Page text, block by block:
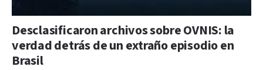
Desclasificaron archivos sobre OVNIS: la
verdad detrás de un extraño episodio en
Brasil